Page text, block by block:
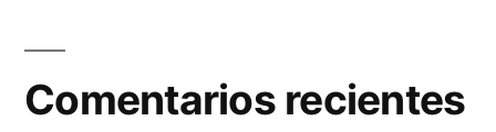
Comentarios recientes